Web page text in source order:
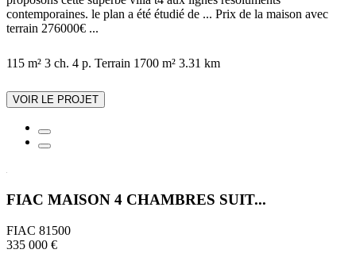
contemporaines. le plan a été étudié de ... Prix de la maison avec
terrain 276000€ ...
115 m² 3 ch. 4 p. Terrain 1700 m² 3.31 km
VOIR LE PROJET
FIAC MAISON 4 CHAMBRES SUIT...
FIAC 81500
335 000 €